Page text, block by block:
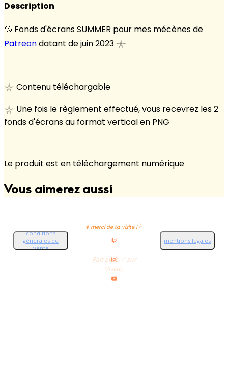
Description
🐚 Fonds d'écrans SUMMER pour mes mécènes de
Patreondatant de juin 2023 𓇼
𓇼 Contenu téléchargable
𓇼 Une fois le règlement effectué, vous recevrez les 2
fonds d'écrans au format vertical en PNG
Le produit est en téléchargement numérique
Vous aimerez aussi
❋ merci de ta visite !𓅪
mentions légales
Fait avec ♡ sur
Vivlab.
conditions
générales de
vente